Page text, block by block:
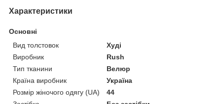
Характеристики
Основні
Вид толстовок
Худі
Виробник
Rush
Тип тканини
Велюр
Країна виробник
Україна
Розмір жіночого одягу (UA)
44